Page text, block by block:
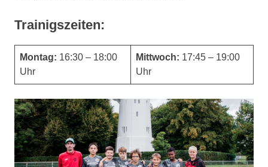
Trainigszeiten:
Montag: 16:30 – 18:00
Uhr
Mittwoch: 17:45 – 19:00
Uhr